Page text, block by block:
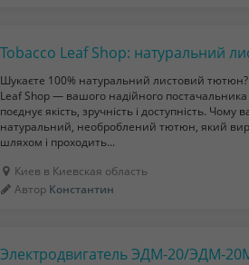
Шукаєте 100% натуральний листовий
Leaf Shop — вашого надійного
поєднує якість, зручність і доступність.
натуральний, необроблений тютюн, який
шляхом і проходить...
Киев в Киевская область
Автор Константин